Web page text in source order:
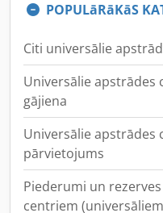
POPULāRāKāS
Citi universālie
Universālie apstrādes
gājiena
Universālie apstrādes
pārvietojums
Piederumi un
centriem